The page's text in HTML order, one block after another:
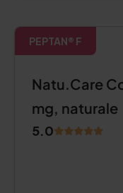
PEPTAN® F
Natu.Care
mg, naturale
5.0